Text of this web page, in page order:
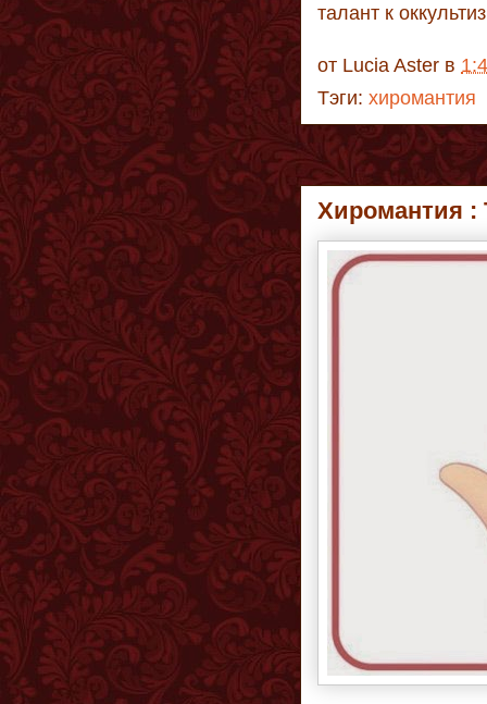
талант к
от Lucia Aster в
Тэги: хиромантия
Хиромантия :